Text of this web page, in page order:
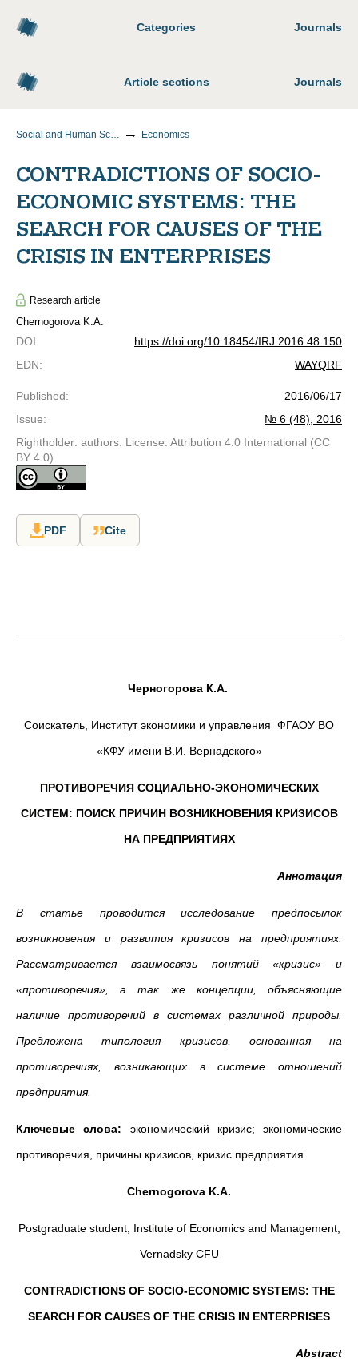
Categories Journals
Article sections Journals
Social and Human Sciences Economics
CONTRADICTIONS OF SOCIO-
ECONOMIC SYSTEMS: THE
SEARCH FOR CAUSES OF THE
CRISIS IN ENTERPRISES
Research article
Chernogorova K.A.
DOI:
https://doi.org/10.18454/IRJ.2016.48.150
EDN: WAYQRF
Published:
2016/06/17
Issue:
№ 6 (48), 2016
Rightholder: authors. License: Attribution 4.0 International (CC
BY 4.0)
PDF Cite
Черногорова К.А.
Соискатель, Институт экономики и управления ФГАОУ ВО
«КФУ имени В.И. Вернадского»
ПРОТИВОРЕЧИЯ СОЦИАЛЬНО-ЭКОНОМИЧЕСКИХ
СИСТЕМ: ПОИСК ПРИЧИН ВОЗНИКНОВЕНИЯ КРИЗИСОВ
НА ПРЕДПРИЯТИЯХ
Аннотация
В статье проводится исследование предпосылок
возникновения и развития кризисов на предприятиях.
Рассматривается взаимосвязь понятий «кризис» и
«противоречия», а так же концепции, объясняющие
наличие противоречий в системах различной природы.
Предложена типология кризисов, основанная на
противоречиях, возникающих в системе отношений
предприятия.
Ключевые слова: экономический кризис; экономические
противоречия, причины кризисов, кризис предприятия.
Chernogorova K.A.
Postgraduate student, Institute of Economics and Management,
Vernadsky CFU
CONTRADICTIONS OF SOCIO-ECONOMIC SYSTEMS: THE
SEARCH FOR CAUSES OF THE CRISIS IN ENTERPRISES
Abstract